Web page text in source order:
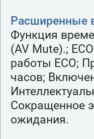
Расширенные
Функция
(AV Mute).;
работы ECO;
часов;
Сокращенное
ожидания.